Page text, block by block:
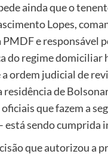
ainda que o
Lopes,
e responsável
do regime domiciliar
a ordem judicial de
residência de
que fazem a
está sendo cumprida
que autorizou a